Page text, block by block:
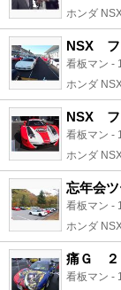
ホンダ
NSX フ
看板マン -
ホンダ
NSX フ
看板マン -
ホンダ
忘年会
看板マン -
ホンダ
痛Ｇ ２
看板マン -